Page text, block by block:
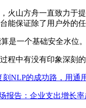
山方舟一直致力于提
能保证除了用户外的
一个基础安全水位。
中有没有印象深刻的
刻NLP的成功路，用通
报告：企业支出增长率